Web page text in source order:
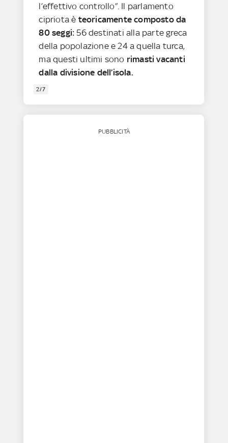
l’effettivo controllo”. Il parlamento
cipriota è teoricamente composto da
80 seggi: 56 destinati alla parte greca
della popolazione e 24 a quella turca,
ma questi ultimi sono rimasti vacanti
dalla divisione dell’isola.
2/7
PUBBLICITÀ